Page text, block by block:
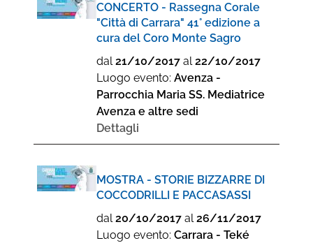
CONCERTO - Rassegna Corale
"Città di Carrara" 41° edizione a
cura del Coro Monte Sagro
dal21/10/2017 al22/10/2017
Luogo evento: Avenza -
Parrocchia Maria SS. Mediatrice
Avenza e altre sedi
Dettagli
MOSTRA - STORIE BIZZARRE DI
COCCODRILLI E PACCASASSI
dal20/10/2017 al26/11/2017
Luogo evento: Carrara - Teké